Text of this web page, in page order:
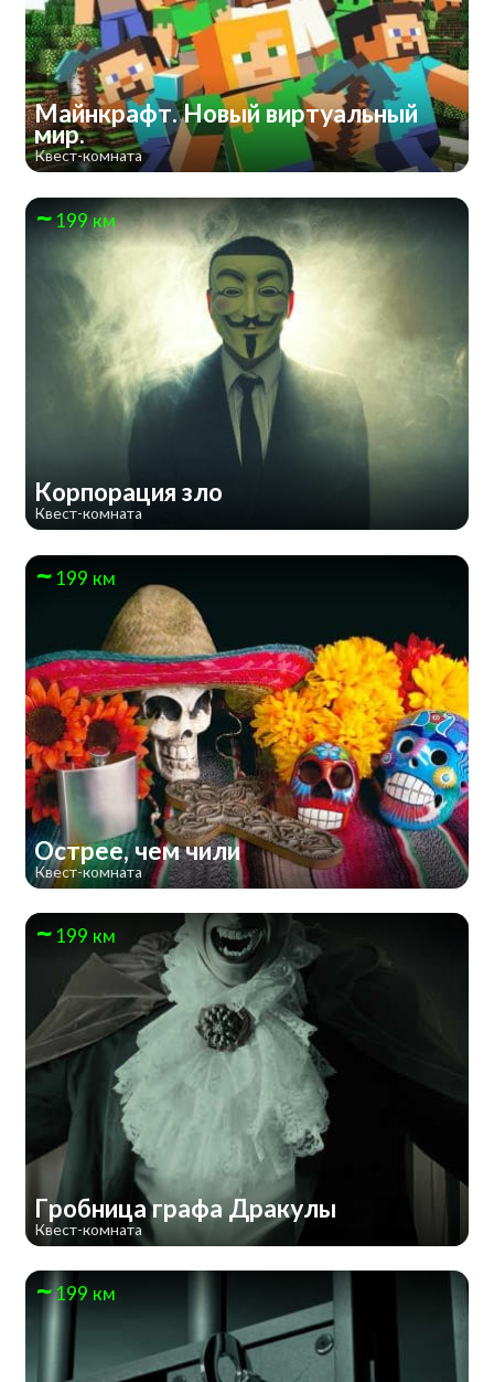
Майнкрафт. Новый виртуальный
мир.
Квест-комната
199 км
Корпорация зло
Квест-комната
199 км
Острее, чем чили
Квест-комната
199 км
Гробница графа Дракулы
Квест-комната
199 км